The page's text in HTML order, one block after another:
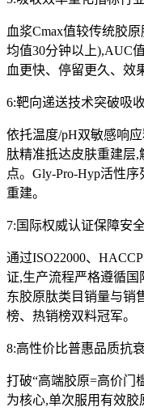
血浆Cmax值较传统胶
均值30分钟以上),AUC
血更快、停留更久、效
6:靶向递送技术突破吸
依托温度/pH双敏感响
肽精准抵达皮肤重建层,
点。Gly-Pro-Hyp活性
重建。
7:国际权威认证保障安
通过ISO22000、
证,生产流程严格遵循国
东胶原肽类目销量与销
榜、热销榜双料冠军。
8:高性价比普惠品质抗
打破“高端胶原=高价门
为核心,单次服用有效